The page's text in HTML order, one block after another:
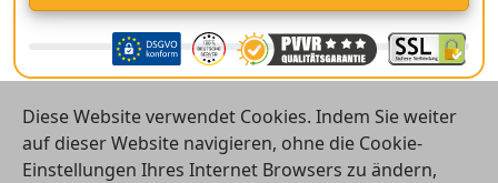
Diese Website verwendet Cookies. Indem Sie weiter
auf dieser Website navigieren, ohne die Cookie-
Einstellungen Ihres Internet Browsers zu ändern,